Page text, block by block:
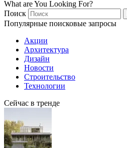
What are You Looking For?
Поиск
Популярные поисковые запросы
Акции
Архитектура
Дизайн
Новости
Строительство
Технологии
Сейчас в тренде